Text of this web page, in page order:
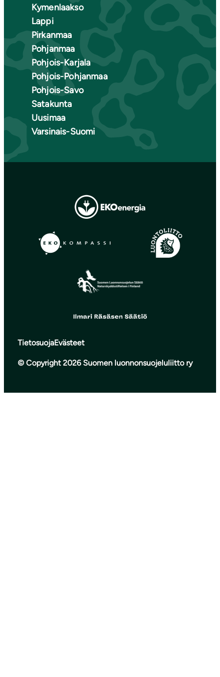
Kymenlaakso
Lappi
Pirkanmaa
Pohjanmaa
Pohjois-Karjala
Pohjois-Pohjanmaa
Pohjois-Savo
Satakunta
Uusimaa
Varsinais-Suomi
TietosuojaEvästeet
© Copyright 2026 Suomen luonnonsuojeluliitto ry